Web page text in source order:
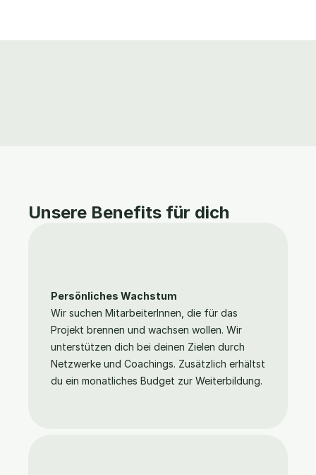
Unsere Benefits für dich
Persönliches Wachstum
Wir suchen MitarbeiterInnen, die für das
Projekt brennen und wachsen wollen. Wir
unterstützen dich bei deinen Zielen durch
Netzwerke und Coachings. Zusätzlich erhältst
du ein monatliches Budget zur Weiterbildung.